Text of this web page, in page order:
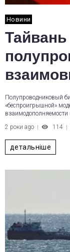
Новини
Полупроводниковый
«беспроигрышной»
взаимодополняемости
2 роки ago
114
детальніше